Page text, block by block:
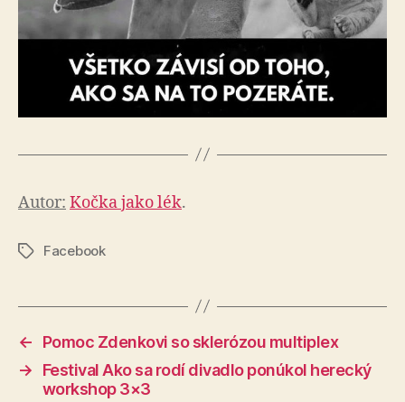
Autor: Kočka jako lék.
ZnačkyFacebook
←
Pomoc Zdenkovi so sklerózou multiplex
→
Festival Ako sa rodí divadlo ponúkol herecký
workshop 3×3